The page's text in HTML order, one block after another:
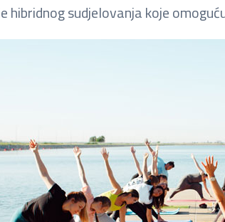
hibridnog sudjelovanja koje